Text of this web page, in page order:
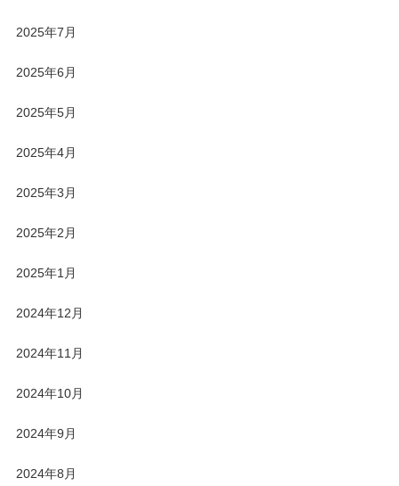
2025年7月
2025年6月
2025年5月
2025年4月
2025年3月
2025年2月
2025年1月
2024年12月
2024年11月
2024年10月
2024年9月
2024年8月